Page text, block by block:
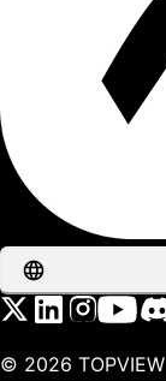
© 2026